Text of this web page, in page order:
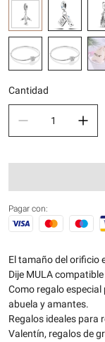
Cantidad
Pagar con:
El tamaño del orificio
Dije MULA
Como regalo
abuela y amantes.
Regalos ideales para
Valentín, regalos de